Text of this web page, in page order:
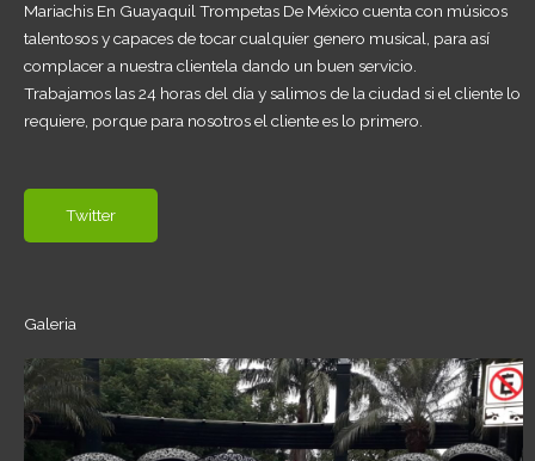
Mariachis En Guayaquil Trompetas De México cuenta con músicos
talentosos y capaces de tocar cualquier genero musical, para así
complacer a nuestra clientela dando un buen servicio.
Trabajamos las 24 horas del día y salimos de la ciudad si el cliente lo
requiere, porque para nosotros el cliente es lo primero.
Twitter
Galeria